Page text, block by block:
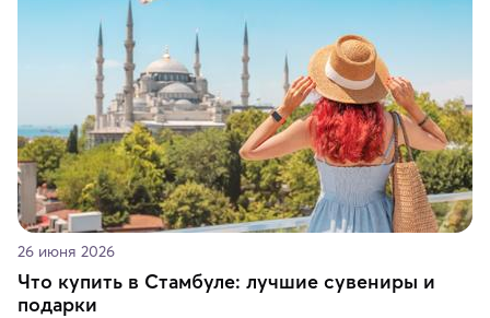
ярких впечатлений от путешествий.
26 июня 2026
Что купить в Стамбуле: лучшие сувениры и
подарки